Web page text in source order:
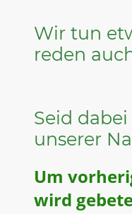
Wir tun
reden
Seid
unserer
Um
wird